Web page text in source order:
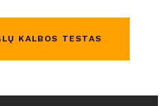
KALBOS TESTAS